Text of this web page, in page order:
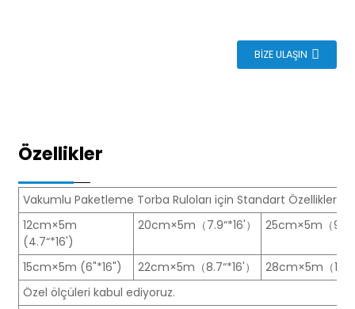
BIZE ULAŞIN
Özellikler
Vakumlu Paketleme Torba Ruloları için Standart Özellikler
12cm×5m
(4.7“*16')
20cm×5m（7.9“*16'） 25cm×5m（
15cm×5m (6"*16") 22cm×5m（8.7“*16'）
28cm×5m（
Özel ölçüleri kabul ediyoruz.